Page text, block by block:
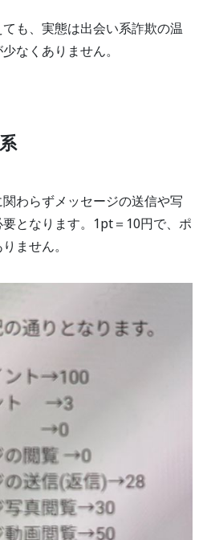
も、実態は出会い系詐欺の温
なくありません。
わらずメッセージの送信や写
となります。1pt＝10円で、ポ
ません。